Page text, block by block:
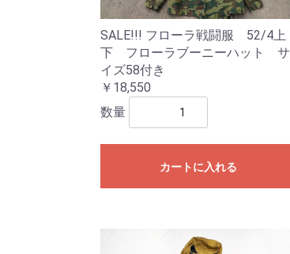
SALE!!! フローラ戦闘服 52/4上
下 フローラブーニーハット サ
イズ58付き
￥18,550
数量
カートに入れる